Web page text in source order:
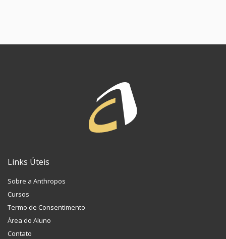
Links Úteis
Sobre a Anthropos
Cursos
Termo de Consentimento
Área do Aluno
Contato